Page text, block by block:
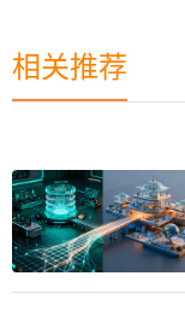
相关推荐